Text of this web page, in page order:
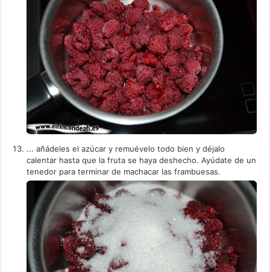
... añádeles el azúcar y remuévelo todo bien y déjalo
calentar hasta que la fruta se haya deshecho. Ayúdate de un
tenedor para terminar de machacar las frambuesas.